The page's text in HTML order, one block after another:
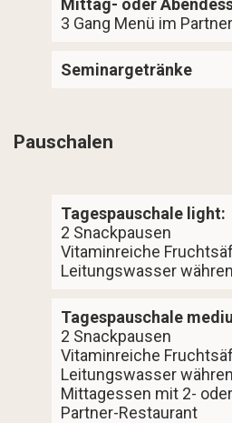
Mittag- oder
3 Gang Menü im
Seminargetränke
Pauschalen
Tagespauschale light:
2 Snackpausen
Vitaminreiche
Leitungswasser
Tagespauschale
2 Snackpausen
Vitaminreiche
Leitungswasser
Mittagessen mit 2- oder
Partner-Restaurant